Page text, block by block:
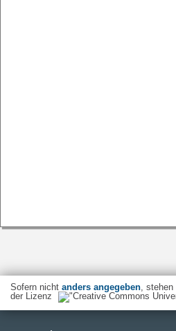
Sofern nicht anders angegeben, stehen
der Lizenz